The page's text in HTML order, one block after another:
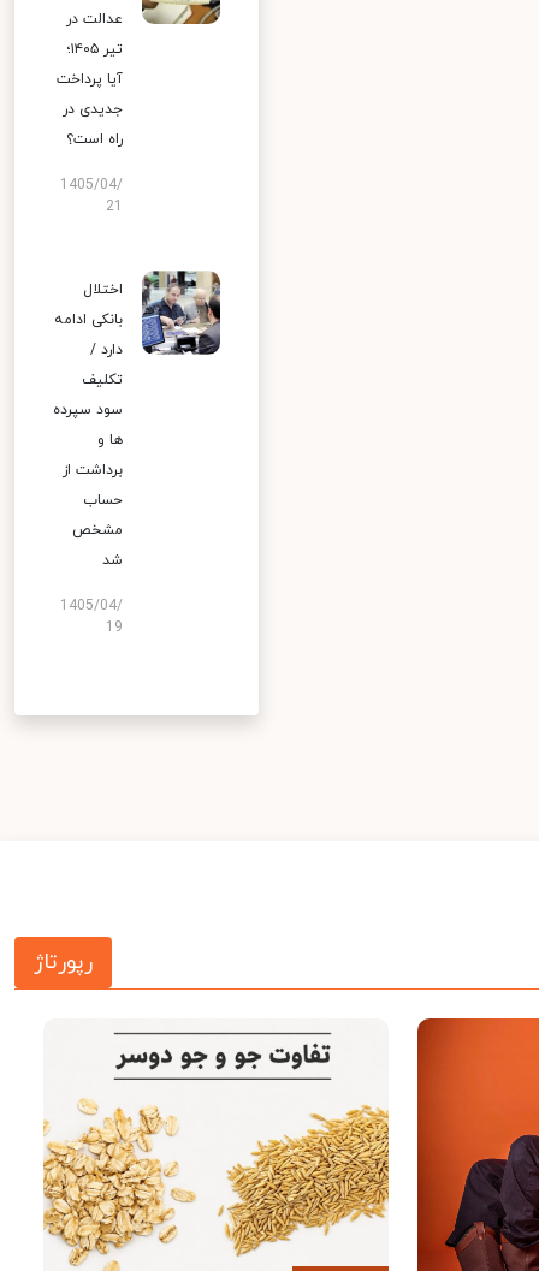
عدالت در
تیر ۱۴۰۵؛
آیا پرداخت
جدیدی در
راه است؟
1405/04/
اختلال
بانکی ادامه
دارد /
تکلیف
سود سپرده
ها و
برداشت از
حساب
مشخص
شد
1405/04/
19
رپورتاژ